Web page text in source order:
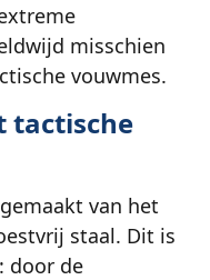
misschien
vouwmes.
tactische
van het
staal. Dit is
door de